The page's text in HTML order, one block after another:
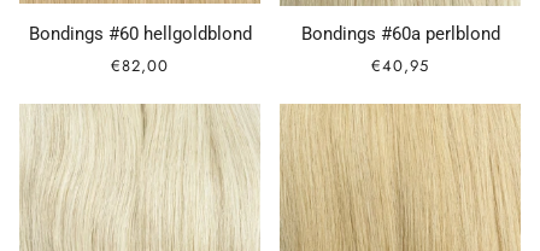
Bondings #60 hellgoldblond
€82,00
Bondings #60a perlblond
€40,95